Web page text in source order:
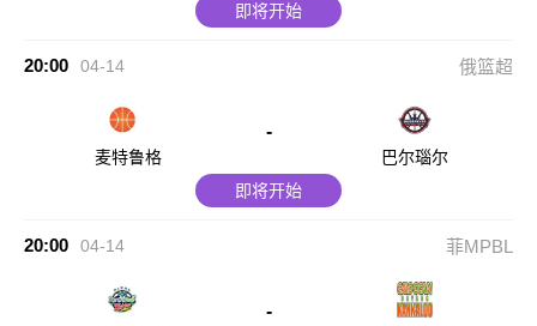
即将开始
20:00 04-14 俄篮超
麦特鲁格
-
巴尔瑙尔
即将开始
20:00 04-14 菲MPBL
-